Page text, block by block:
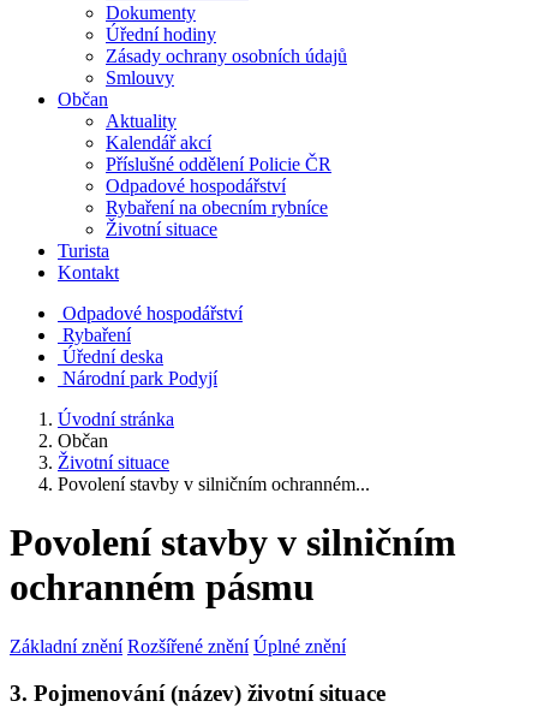
Dokumenty
Úřední hodiny
Zásady ochrany osobních údajů
Smlouvy
Občan
Aktuality
Kalendář akcí
Příslušné oddělení Policie ČR
Odpadové hospodářství
Rybaření na obecním rybníce
Životní situace
Turista
Kontakt
Odpadové hospodářství
Rybaření
Úřední deska
Národní park Podyjí
Úvodní stránka
Občan
Životní situace
Povolení stavby v silničním ochranném...
Povolení stavby v silničním
ochranném pásmu
Základní znění Rozšířené znění Úplné znění
3. Pojmenování (název) životní situace